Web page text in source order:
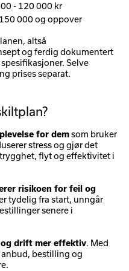
- 120 000 kr
000 og oppover
altså
og ferdig dokumentert
Selve
prises separat.
for demsom bruker
stress og gjør det
flyt og effektivitet i
risikoen for feil og
tydelig fra start, unngår
senere i
drift mer effektiv. Med
bestilling og